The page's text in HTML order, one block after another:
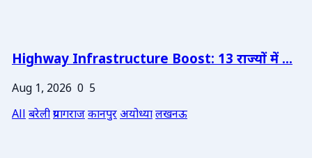
Highway Infrastructure Boost: 13 राज्यों में ...
Aug 1, 2026 0 5
Allबरेलीप्रयागराजकानपुरअयोध्यालखनऊ